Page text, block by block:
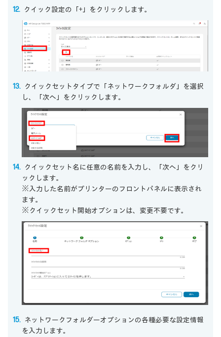
クイック設定の「+」をクリックします。
クイックセットタイプで「ネットワークフォルダ」を選択
し、「次へ」をクリックします。
クイックセット名に任意の名前を入力し、「次へ」をクリ
ックします。
※入力した名前がプリンターのフロントパネルに表示され
ます。
※クイックセット開始オプションは、変更不要です。
ネットワークフォルダーオプションの各種必要な設定情報
を入力します。